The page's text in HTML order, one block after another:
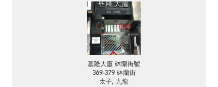
基隆大廈 砵蘭街號
369-379 砵蘭街
太子, 九龍